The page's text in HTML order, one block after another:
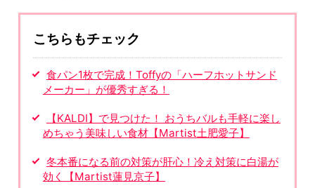
こちらもチェック
食パン1枚で完成！Toffyの「ハーフホットサンド
メーカー」が優秀すぎる！
【KALDI】で見つけた！ おうちバルも手軽に楽し
めちゃう美味しい食材【Martist土肥愛子】
冬本番になる前の対策が肝心！冷え対策に白湯が
効く【Martist蓮見京子】